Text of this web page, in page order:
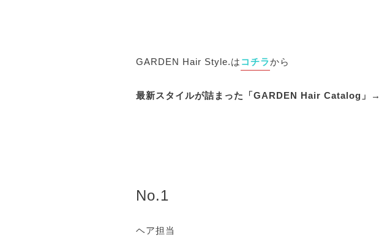
GARDEN Hair Style.は コチラから
最新スタイルが詰まった「GARDEN Hair Catalog」→
No.1
ヘア担当